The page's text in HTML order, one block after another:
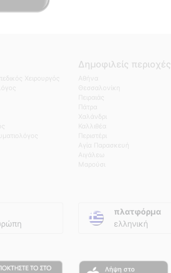
Χειρουργός
Δημοφιλείς περιοχές
Αθήνα
Θεσσαλονίκη
Πειραιάς
Πάτρα
Χαλάνδρι
Καλλιθέα
Περιστέρι
Αγία Παρασκευή
Αιγάλεω
Μαρούσι
πλατφόρμα
ελληνική